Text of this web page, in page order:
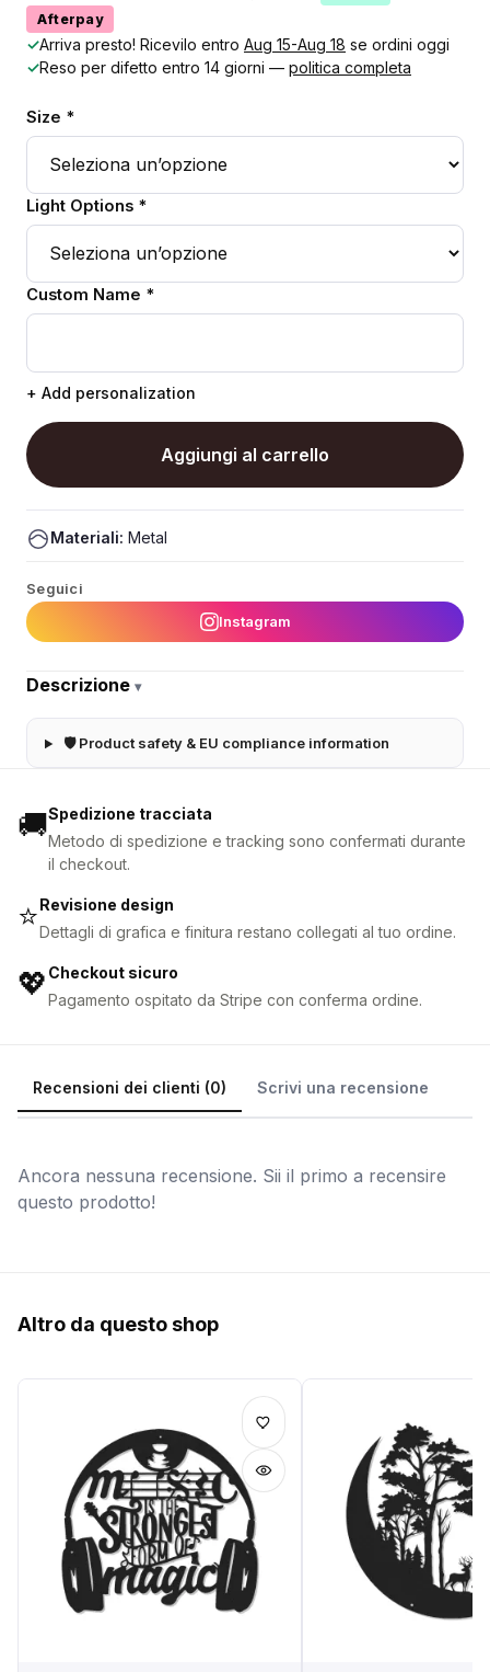
Afterpay
✓Arriva presto! Ricevilo entro Aug 15-Aug 18 se ordini oggi
✓Reso per difetto entro 14 giorni — politica completa
Size *
Light Options *
Custom Name *
+ Add personalization
Aggiungi al carrello
Materiali: Metal
Seguici
Instagram
Descrizione ▾
🛡 Product safety & EU compliance information
🚚Spedizione tracciata
Metodo di spedizione e tracking sono confermati durante
il checkout.
⭐Revisione design
Dettagli di grafica e finitura restano collegati al tuo ordine.
💖 Checkout sicuro
Pagamento ospitato da Stripe con conferma ordine.
Recensioni dei clienti (0) Scrivi una recensione
Ancora nessuna recensione. Sii il primo a recensire
questo prodotto!
Altro da questo shop